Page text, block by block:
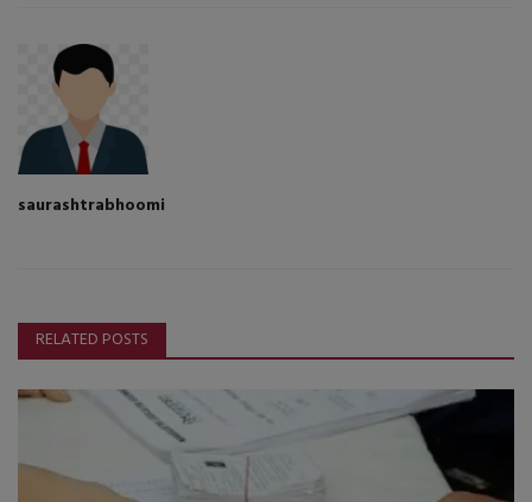
saurashtrabhoomi
RELATED POSTS